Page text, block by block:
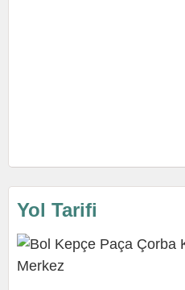
Yol Tarifi